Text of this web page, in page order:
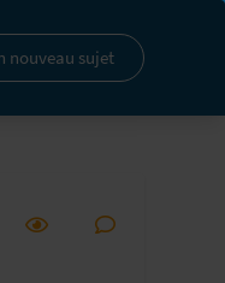
nouveau sujet